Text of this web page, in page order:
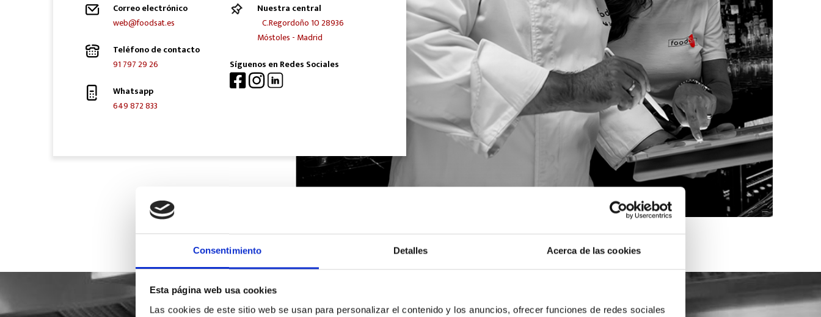
Consentimiento Detalles Acerca de las cookies
Esta página web usa cookies
Las cookies de este sitio web se usan para personalizar el contenido y los anuncios, ofrecer funciones de redes sociales
Correo electrónico
web@foodsat.es
Teléfono de contacto
91 797 29 26
Whatsapp
649 872 833
Nuestra central
C.Regordoño 10 28936
Móstoles - Madrid
Síguenos en Redes Sociales